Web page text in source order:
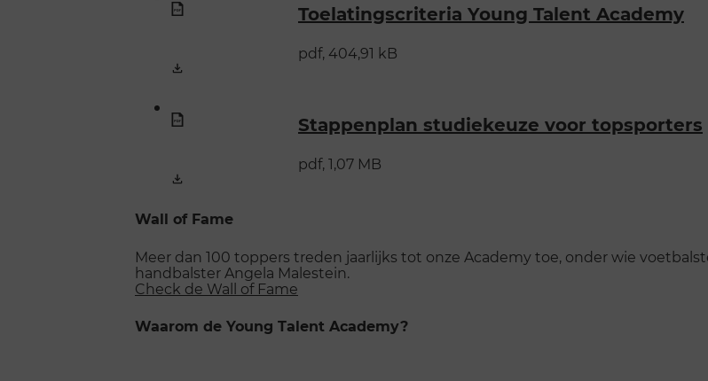
Toelatingscriteria Young Talent Academy
pdf, 404,91 kB
Stappenplan studiekeuze voor topsporters
pdf, 1,07 MB
Wall of Fame
Meer dan 100 toppers treden jaarlijks tot onze Academy toe, onder wie
handbalster Angela Malestein.
Check de Wall of Fame
Waarom de Young Talent Academy?